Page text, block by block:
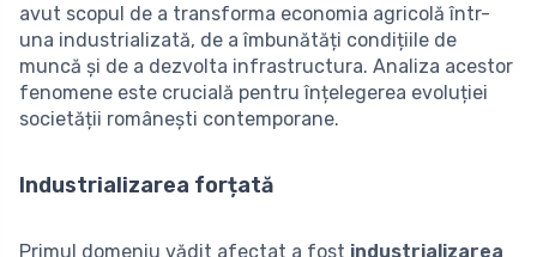
avut scopul de a transforma economia agricolă într-
una industrializată, de a îmbunătăți condițiile de
muncă și de a dezvolta infrastructura. Analiza acestor
fenomene este crucială pentru înțelegerea evoluției
societății românești contemporane.
Industrializarea forțată
Primul domeniu vădit afectat a fost industrializarea